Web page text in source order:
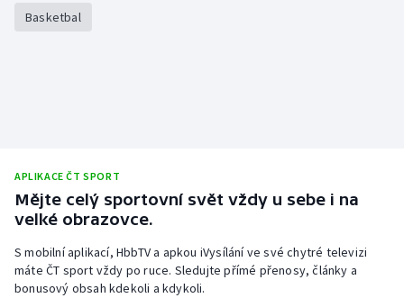
Ostatní
Basketbal
APLIKACE ČT SPORT
Mějte celý sportovní svět vždy u sebe i na
velké obrazovce.
S mobilní aplikací, HbbTV a apkou iVysílání ve své chytré televizi
máte ČT sport vždy po ruce. Sledujte přímé přenosy, články a
bonusový obsah kdekoli a kdykoli.